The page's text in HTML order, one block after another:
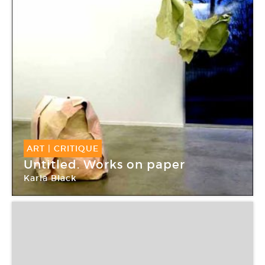
ART | CRITIQUE
Untitled. Works on paper
Karla Black